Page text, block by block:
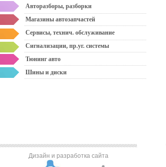
Авторазборы, разборки
Магазины автозапчастей
Сервисы, технич. обслуживание
Сигнализации, пр.уг. системы
Тюнинг авто
Шины и диски
Дизайн и разработка сайта